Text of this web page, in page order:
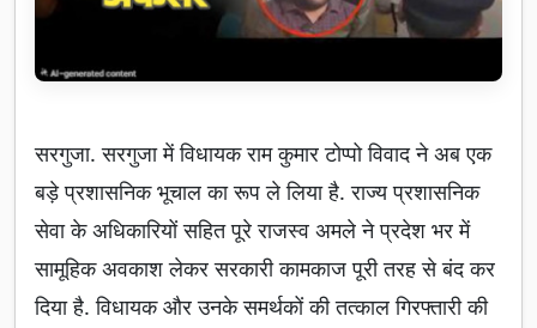
सरगुजा. सरगुजा में विधायक राम कुमार टोप्पो विवाद ने अब एक
बड़े प्रशासनिक भूचाल का रूप ले लिया है. राज्य प्रशासनिक
सेवा के अधिकारियों सहित पूरे राजस्व अमले ने प्रदेश भर में
सामूहिक अवकाश लेकर सरकारी कामकाज पूरी तरह से बंद कर
दिया है. विधायक और उनके समर्थकों की तत्काल गिरफ्तारी की